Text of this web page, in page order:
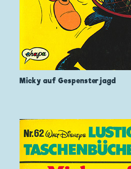
Micky auf Gespensterjagd